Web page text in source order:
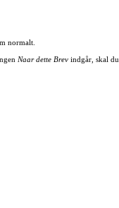
normalt.
Naar dette Brevindgår, skal du